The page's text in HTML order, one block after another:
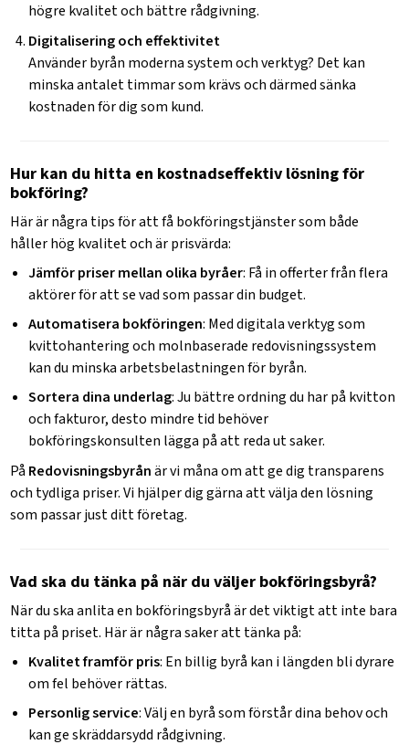
högre kvalitet och bättre rådgivning.
Digitalisering och effektivitet
Använder byrån moderna system och verktyg? Det kan
minska antalet timmar som krävs och därmed sänka
kostnaden för dig som kund.
Hur kan du hitta en kostnadseffektiv lösning för
bokföring?
Här är några tips för att få bokföringstjänster som både
håller hög kvalitet och är prisvärda:
Jämför priser mellan olika byråer: Få in offerter från flera
aktörer för att se vad som passar din budget.
Automatisera bokföringen: Med digitala verktyg som
kvittohantering och molnbaserade redovisningssystem
kan du minska arbetsbelastningen för byrån.
Sortera dina underlag: Ju bättre ordning du har på kvitton
och fakturor, desto mindre tid behöver
bokföringskonsulten lägga på att reda ut saker.
På Redovisningsbyrånär vi måna om att ge dig transparens
och tydliga priser. Vi hjälper dig gärna att välja den lösning
som passar just ditt företag.
Vad ska du tänka på när du väljer bokföringsbyrå?
När du ska anlita en bokföringsbyrå är det viktigt att inte bara
titta på priset. Här är några saker att tänka på:
Kvalitet framför pris: En billig byrå kan i längden bli dyrare
om fel behöver rättas.
Personlig service: Välj en byrå som förstår dina behov och
kan ge skräddarsydd rådgivning.